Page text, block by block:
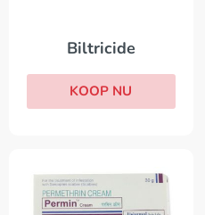
Biltricide
KOOP NU